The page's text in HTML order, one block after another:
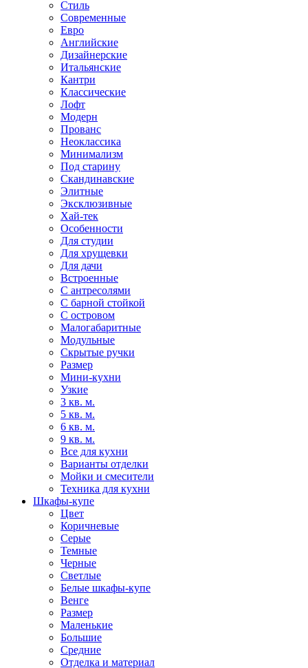
Стиль
Современные
Евро
Английские
Дизайнерские
Итальянские
Кантри
Классические
Лофт
Модерн
Прованс
Неоклассика
Минимализм
Под старину
Скандинавские
Элитные
Эксклюзивные
Хай-тек
Особенности
Для студии
Для хрущевки
Для дачи
Встроенные
С антресолями
С барной стойкой
С островом
Малогабаритные
Модульные
Скрытые ручки
Размер
Мини-кухни
Узкие
3 кв. м.
5 кв. м.
6 кв. м.
9 кв. м.
Все для кухни
Варианты отделки
Мойки и смесители
Техника для кухни
Шкафы-купе
Цвет
Коричневые
Серые
Темные
Черные
Светлые
Белые шкафы-купе
Венге
Размер
Маленькие
Большие
Средние
Отделка и материал